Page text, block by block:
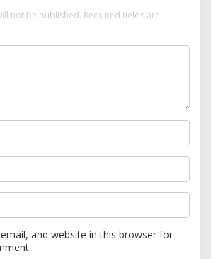
not be published. Required fields are
and website in this browser for